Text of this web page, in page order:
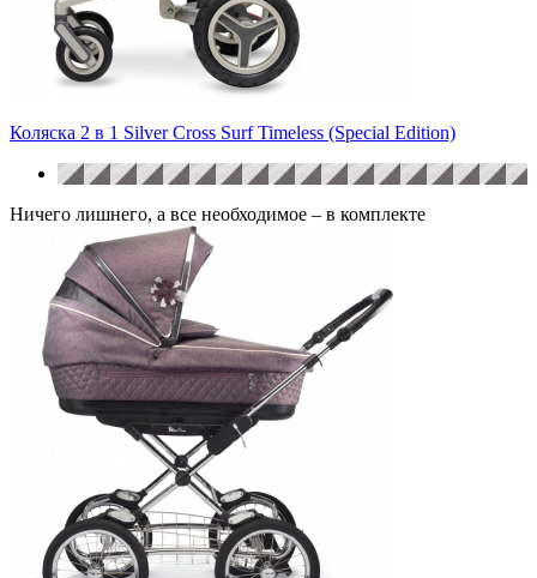
Коляска 2 в 1 Silver Cross Surf Timeless (Special Edition)
Ничего лишнего, а все необходимое – в комплекте